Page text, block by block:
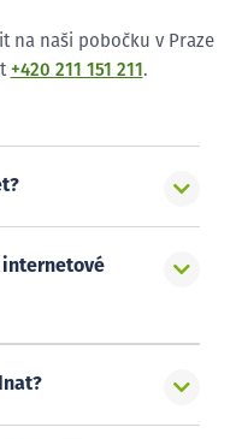
na naši pobočku v Praze
+420 211 151 211 .